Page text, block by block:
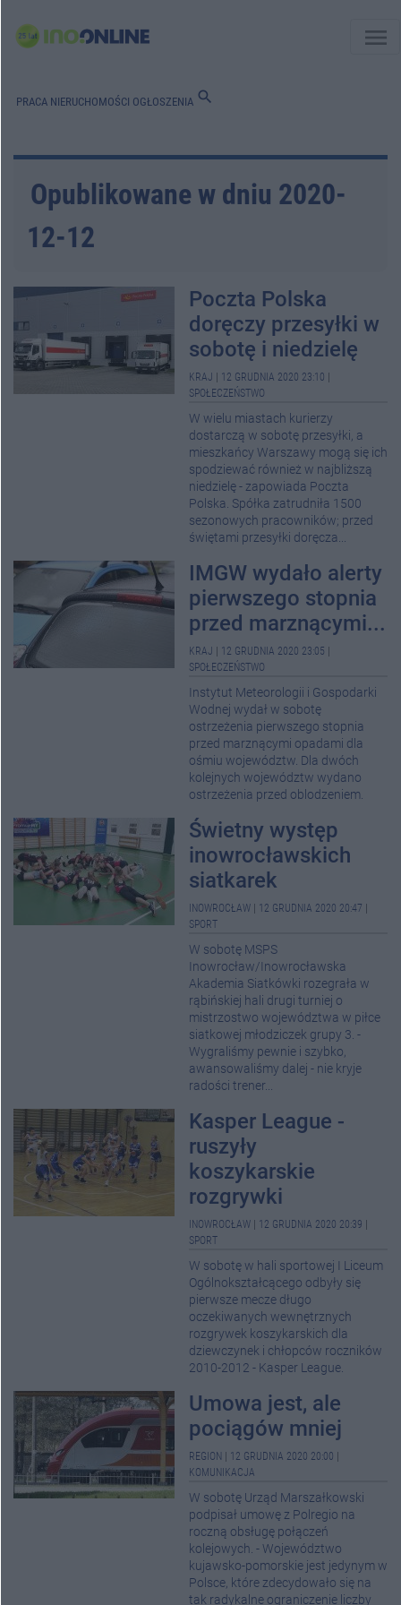
menu
PRACA NIERUCHOMOŚCI OGŁOSZENIA search
Opublikowane w dniu 2020-
12-12
Poczta Polska
doręczy przesyłki w
sobotę i niedzielę
KRAJ 12 GRUDNIA 2020 23:10
SPOŁECZEŃSTWO
W wielu miastach kurierzy
dostarczą w sobotę przesyłki, a
mieszkańcy Warszawy mogą się ich
spodziewać również w najbliższą
niedzielę - zapowiada Poczta
Polska. Spółka zatrudniła 1500
sezonowych pracowników; przed
świętami przesyłki doręcza...
IMGW wydało alerty
pierwszego stopnia
przed marznącymi...
KRAJ 12 GRUDNIA 2020 23:05
SPOŁECZEŃSTWO
Instytut Meteorologii i Gospodarki
Wodnej wydał w sobotę
ostrzeżenia pierwszego stopnia
przed marznącymi opadami dla
ośmiu województw. Dla dwóch
kolejnych województw wydano
ostrzeżenia przed oblodzeniem.
Świetny występ
inowrocławskich
siatkarek
INOWROCŁAW 12 GRUDNIA 2020 20:47
SPORT
W sobotę MSPS
Inowrocław/Inowrocławska
Akademia Siatkówki rozegrała w
rąbińskiej hali drugi turniej o
mistrzostwo województwa w piłce
siatkowej młodziczek grupy 3. -
Wygraliśmy pewnie i szybko,
awansowaliśmy dalej - nie kryje
radości trener...
Kasper League -
ruszyły
koszykarskie
rozgrywki
INOWROCŁAW 12 GRUDNIA 2020 20:39
SPORT
W sobotę w hali sportowej I Liceum
Ogólnokształcącego odbyły się
pierwsze mecze długo
oczekiwanych wewnętrznych
rozgrywek koszykarskich dla
dziewczynek i chłopców roczników
2010-2012 - Kasper League.
Umowa jest, ale
pociągów mniej
REGION 12 GRUDNIA 2020 20:00
KOMUNIKACJA
W sobotę Urząd Marszałkowski
podpisał umowę z Polregio na
roczną obsługę połączeń
kolejowych. - Województwo
kujawsko-pomorskie jest jedynym w
Polsce, które zdecydowało się na
tak radykalne ograniczenie liczby